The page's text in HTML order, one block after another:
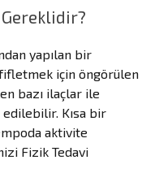
yapılan bir
için öngörülen
bazı ilaçlar ile
Kısa bir
aktivite
Fizik Tedavi